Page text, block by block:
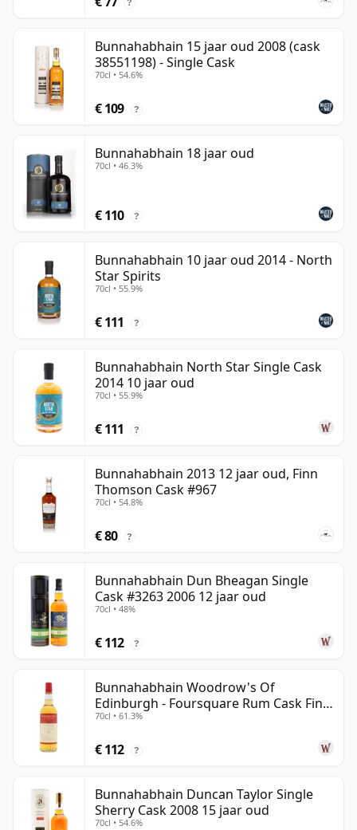
?
Bunnahabhain 15 jaar oud 2008 (cask
38551198) - Single Cask
70cl • 54.6%
€ 109 ?
Bunnahabhain 18 jaar oud
70cl • 46.3%
€ 110 ?
Bunnahabhain 10 jaar oud 2014 - North
Star Spirits
70cl • 55.9%
€ 111 ?
Bunnahabhain North Star Single Cask
2014 10 jaar oud
70cl • 55.9%
€ 111 ?
Bunnahabhain 2013 12 jaar oud, Finn
Thomson Cask #967
70cl • 54.8%
€ 80 ?
Bunnahabhain Dun Bheagan Single
Cask #3263 2006 12 jaar oud
70cl • 48%
€ 112 ?
Bunnahabhain Woodrow's Of
Edinburgh - Foursquare Rum Cask Finis
2013 13 jaar oud
70cl • 61.3%
€ 112 ?
Bunnahabhain Duncan Taylor Single
Sherry Cask 2008 15 jaar oud
70cl • 54.6%